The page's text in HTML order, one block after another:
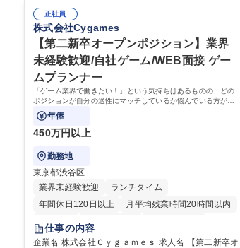
るとともにグループ内活動に反映しています。 【具
体的には】電話応対、メール、お手紙対応、ご指摘
品調査報告書作成、有人チャットボット対応など。
【1日の対応件数】■電話：月間一人当たり平均100
件前後■メール・手紙：同上40件前後 募集職種 中野
本社【お客様相談室】お客様のお声をもとにより良
い商品づくりへ貢献
た段階でメール・手紙のOJTを実施する予定です。独
り立ち以降もしっかりフォローする体制を整えてい
ますのでご安心ください。 【当社について】キリン
グループの広報機能を担う会社として、お客様との
出会いを大切にし、磨き上げたホスピタリティを込
めてコミュニケーションをとりながら広報関連業務
を行っております。 学歴・資格 学歴：大学院 大学
高専 短大 専修学校 高校 語学力： 資格：
正社員
株式会社Cygames
【第二新卒オープンポジション】業界
未経験歓迎/自社ゲーム/WEB面接 ゲー
ムプランナー
「ゲーム業界で働きたい！」という気持ちはあるものの、どの
ポジションが自分の適性にマッチしているか悩んでいる方が対
象となります！
年俸
450万円以上
勤務地
東京都渋谷区
業界未経験歓迎
ランチタイム
年間休日120日以上
月平均残業時間20時間以内
転勤なし
未経験者歓迎
経験者歓迎
完全週休2日制
仕事の内容
企業名 株式会社Ｃｙｇａｍｅｓ 求人名 【第二新卒オ